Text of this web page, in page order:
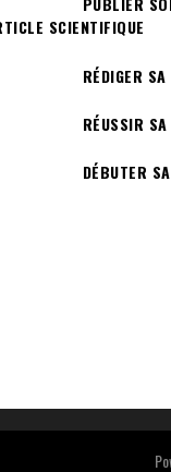
SCIENTIFIQUE
RÉDIGER SA
RÉUSSIR SA
DÉBUTER